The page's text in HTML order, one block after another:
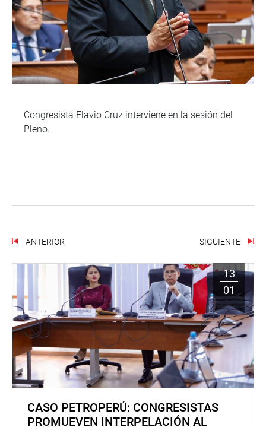
Congresista Flavio Cruz interviene en la sesión del
Pleno.
ANTERIOR SIGUIENTE
13
01
CASO PETROPERÚ: CONGRESISTAS
PROMUEVEN INTERPELACIÓN AL